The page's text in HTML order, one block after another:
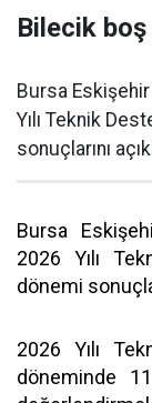
Bilecik
Bursa
Yılı Teknik
sonuçlarını
Bursa
2026 Yılı
dönemi
2026 Yılı
döneminde